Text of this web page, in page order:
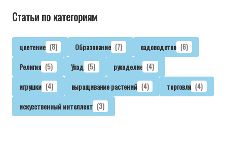
Статьи по категориям
цветение (8) Образование (7) садоводство (6)
Религия (5) Уход (5) рукоделие (4)
игрушки (4) выращивание растений (4) торговля (4)
искусственный интеллект (3)